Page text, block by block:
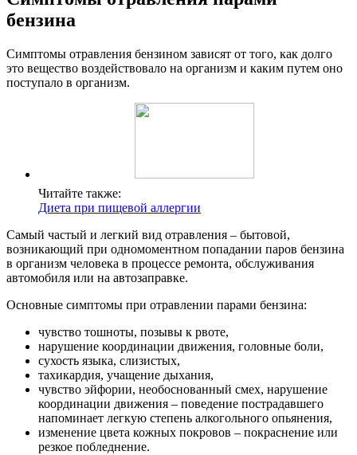
бензина
Симптомы отравления бензином зависят от того, как долго
это вещество воздействовало на организм и каким путем оно
поступало в организм.
Читайте также:
Диета при пищевой аллергии
Самый частый и легкий вид отравления – бытовой,
возникающий при одномоментном попадании паров бензина
в организм человека в процессе ремонта, обслуживания
автомобиля или на автозаправке.
Основные симптомы при отравлении парами бензина:
чувство тошноты, позывы к рвоте,
нарушение координации движения, головные боли,
сухость языка, слизистых,
тахикардия, учащение дыхания,
чувство эйфории, необоснованный смех, нарушение
координации движения – поведение пострадавшего
напоминает легкую степень алкогольного опьянения,
изменение цвета кожных покровов – покраснение или
резкое побледнение.